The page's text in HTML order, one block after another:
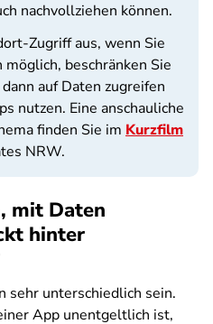
nachvollziehen können.
Zugriff aus, wenn Sie
beschränken Sie
auf Daten zugreifen
nutzen. Eine anschauliche
finden Sie im Kurzfilm
NRW.
mit Daten
hinter
sehr unterschiedlich sein.
App unentgeltlich ist,